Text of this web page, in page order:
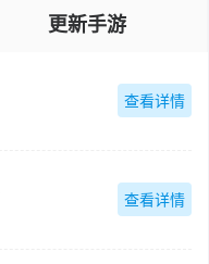
更新手游
查看详情
查看详情